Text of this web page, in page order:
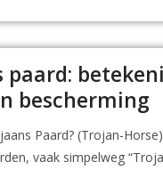
paard:
bescherming
Paard? (Trojan-Horse)
vaak simpelweg